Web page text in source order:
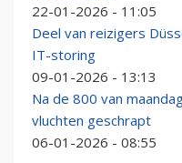
22-01-2026 - 11:05
Deel van reizigers
IT-storing
09-01-2026 - 13:13
Na de 800 van
vluchten geschrapt
06-01-2026 - 08:55